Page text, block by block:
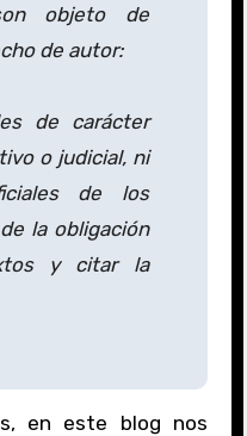
objeto de
de autor:
de carácter
o judicial, ni
de los
la obligación
y citar la
en este blog nos